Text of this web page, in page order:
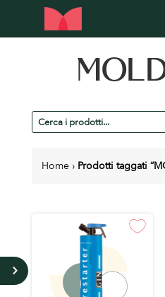
Cerca
prodotti
Home › Prodotti taggati
5